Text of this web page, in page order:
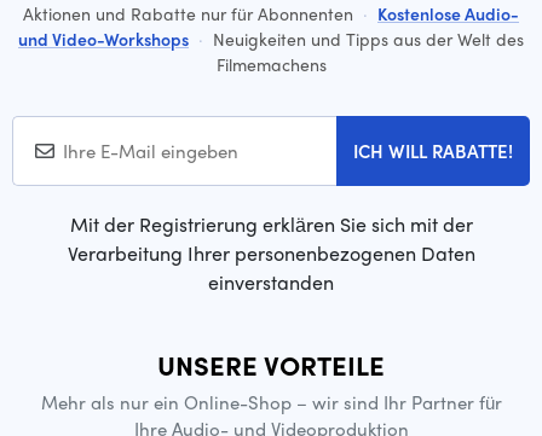
Aktionen und Rabatte nur für Abonnenten · Kostenlose Audio-
und Video-Workshops · Neuigkeiten und Tipps aus der Welt des
Filmemachens
ICH WILL RABATTE!
Mit der Registrierung erklären Sie sich mit der
Verarbeitung Ihrer personenbezogenen Daten
einverstanden
UNSERE VORTEILE
Mehr als nur ein Online-Shop – wir sind Ihr Partner für
Ihre Audio- und Videoproduktion